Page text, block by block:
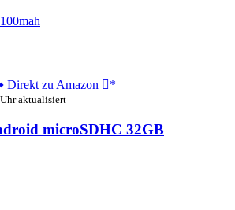
Direkt zu Amazon *
aktualisiert
microSDHC 32GB